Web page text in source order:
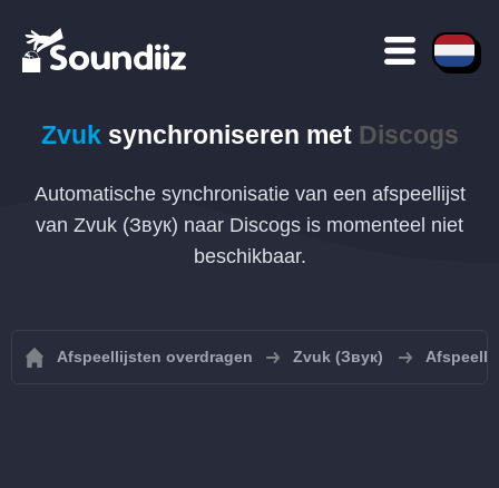
Zvuksynchroniseren met Discogs
Automatische synchronisatie van een afspeellijst
van Zvuk (Звук) naar Discogs is momenteel niet
beschikbaar.
Afspeellijsten overdragen Zvuk (Звук)